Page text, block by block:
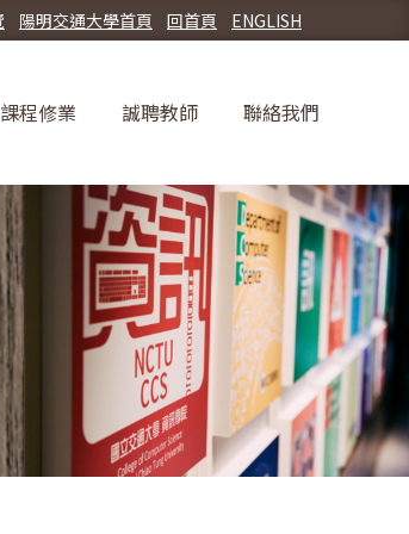
ENGLISH
回首頁
陽明交通大學首頁
課程修業 誠聘教師 聯絡我們